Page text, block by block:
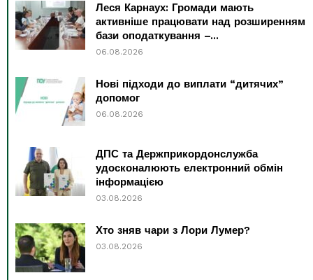
Леся Карнаух: Громади мають
активніше працювати над розширенням
бази оподаткування –...
06.08.2026
Нові підходи до виплати “дитячих”
допомог
06.08.2026
ДПС та Держприкордонслужба
удосконалюють електронний обмін
інформацією
03.08.2026
Хто зняв чари з Лори Лумер?
03.08.2026